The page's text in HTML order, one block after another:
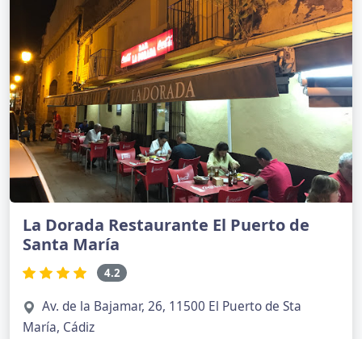
La Dorada Restaurante El Puerto de
Santa María
4.2
Av. de la Bajamar, 26, 11500 El Puerto de Sta
María, Cádiz